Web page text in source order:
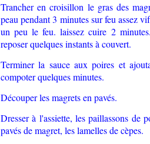
Trancher en croisillon le gras des
peau pendant 3 minutes sur feu assez
un peu le feu. laissez cuire 2
reposer quelques instants à couvert.
Terminer la sauce aux poires et
compoter quelques minutes.
Découper les magrets en pavés.
Dresser à l'assiette, les paillassons de
pavés de magret, les lamelles de cèpes.